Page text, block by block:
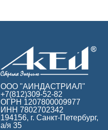
ООО "АИНДАСТРИАЛ"
+7(812)309-52-82
ОГРН 1207800009977
ИНН 7802702342
194156, г. Санкт-Петербург,
а/я 35